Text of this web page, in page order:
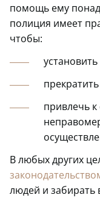
помощь ему
полиция имеет
чтобы:
привлечь к
В любых других
людей и забирать